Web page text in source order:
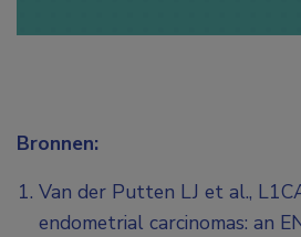
Bronnen:
Van der Putten LJ et al.,
endometrial carcinomas: an